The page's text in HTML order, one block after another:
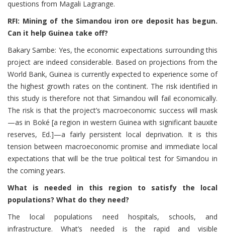
questions from Magali Lagrange.
RFI: Mining of the Simandou iron ore deposit has begun.
Can it help Guinea take off?
Bakary Sambe: Yes, the economic expectations surrounding this
project are indeed considerable. Based on projections from the
World Bank, Guinea is currently expected to experience some of
the highest growth rates on the continent. The risk identified in
this study is therefore not that Simandou will fail economically.
The risk is that the project’s macroeconomic success will mask
—as in Boké [a region in western Guinea with significant bauxite
reserves, Ed.]—a fairly persistent local deprivation. It is this
tension between macroeconomic promise and immediate local
expectations that will be the true political test for Simandou in
the coming years.
What is needed in this region to satisfy the local
populations? What do they need?
The local populations need hospitals, schools, and
infrastructure. What’s needed is the rapid and visible